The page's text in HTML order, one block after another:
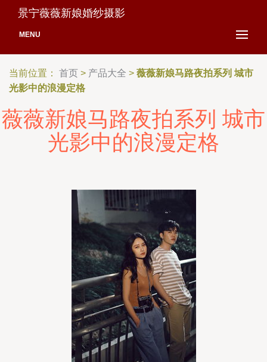
景宁薇薇新娘婚纱摄影
MENU
当前位置： 首页 > 产品大全 > 薇薇新娘马路夜拍系列 城市
光影中的浪漫定格
薇薇新娘马路夜拍系列 城市
光影中的浪漫定格